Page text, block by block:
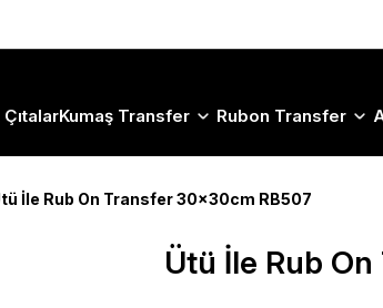
Kumaş Transfer Rubon Transfer
İle Rub On Transfer 30x30cm RB507
Ütü İle Rub